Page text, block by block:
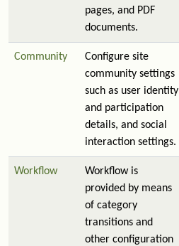
pages, and PDF
documents.
Community
Configure site
community settings
such as user identity
and participation
details, and social
interaction settings.
Workflow
Workflow is
provided by means
of category
transitions and
other configuration